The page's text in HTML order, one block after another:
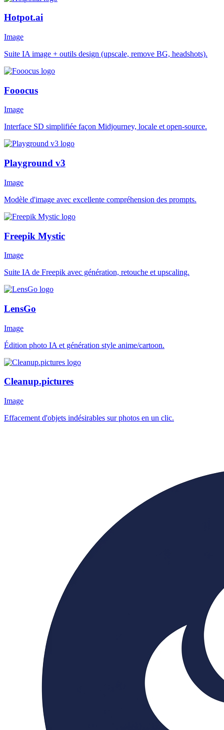
Hotpot.ai
Image
Suite IA image + outils design (upscale, remove BG, headshots).
Fooocus
Image
Interface SD simplifiée façon Midjourney, locale et open-source.
Playground v3
Image
Modèle d'image avec excellente compréhension des prompts.
Freepik Mystic
Image
Suite IA de Freepik avec génération, retouche et upscaling.
LensGo
Image
Édition photo IA et génération style anime/cartoon.
Cleanup.pictures
Image
Effacement d'objets indésirables sur photos en un clic.